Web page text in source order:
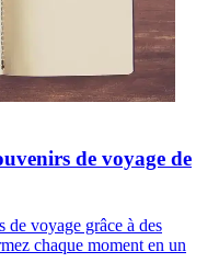
de voyage de
de voyage grâce à des
chaque moment en un